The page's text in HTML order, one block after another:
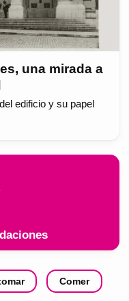
una mirada a
edificio y su papel
Comer